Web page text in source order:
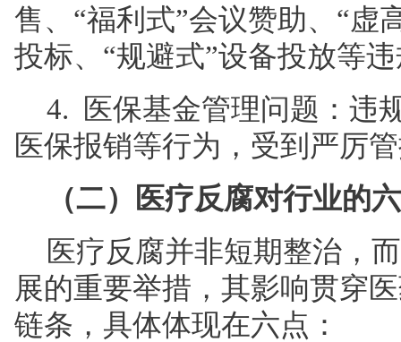
售、“福利式”会议赞助、“虚
投标、“规避式”设备投放等
4. 医保基金管理问题：违
医保报销等行为，受到严厉
（二）医疗反腐对行业的
医疗反腐并非短期整治，
展的重要举措，其影响贯穿
链条，具体体现在六点：